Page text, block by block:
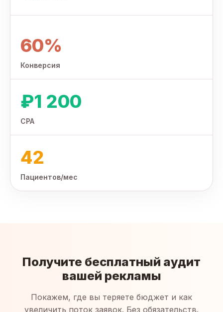
60%
Конверсия
₽1 200
CPA
42
Пациентов/мес
Получите бесплатный аудит
вашей рекламы
Покажем, где вы теряете бюджет и как
увеличить поток заявок. Без обязательств.